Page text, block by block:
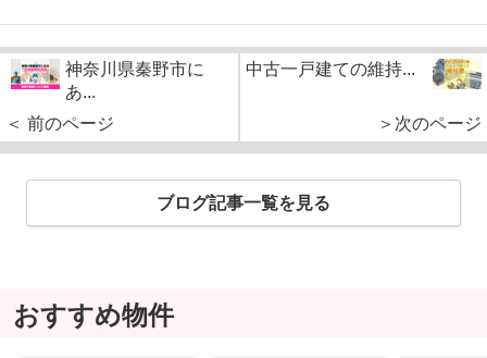
神奈川県秦野市に
あ...
＜ 前のページ
中古一戸建ての維持...
＞次のページ
ブログ記事一覧を見る
おすすめ物件